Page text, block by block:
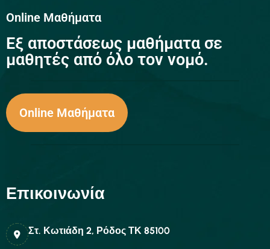
Online Μαθήματα
Eξ αποστάσεως μαθήματα σε
μαθητές από όλο τον νομό.
Online Μαθήματα
Επικοινωνία
Στ. Κωτιάδη 2, Ρόδος ΤΚ 85100